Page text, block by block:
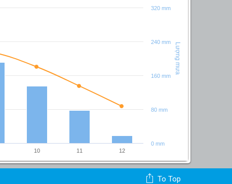
Lượng mưa
10 11 12
0 mm
80 mm
160 mm
240 mm
320 mm
To Top